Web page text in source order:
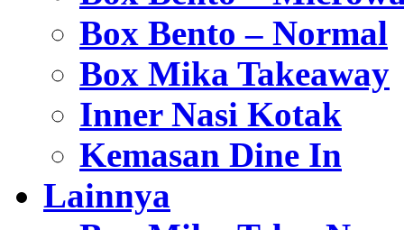
Box Bento – Normal
Box Mika Takeaway
Inner Nasi Kotak
Kemasan Dine In
Lainnya